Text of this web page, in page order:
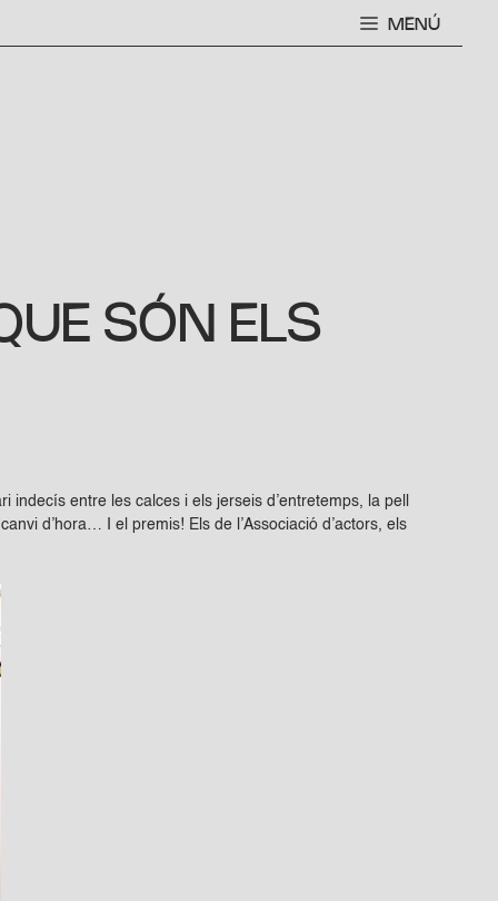
MENÚ
SÓN ELS
entre les calces i els jerseis d’entretemps, la pell
d’hora… I el premis! Els de l’Associació d’actors, els